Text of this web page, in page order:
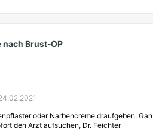
Brust-OP
oder Narbencreme draufgeben.
den Arzt aufsuchen, Dr. Feichter